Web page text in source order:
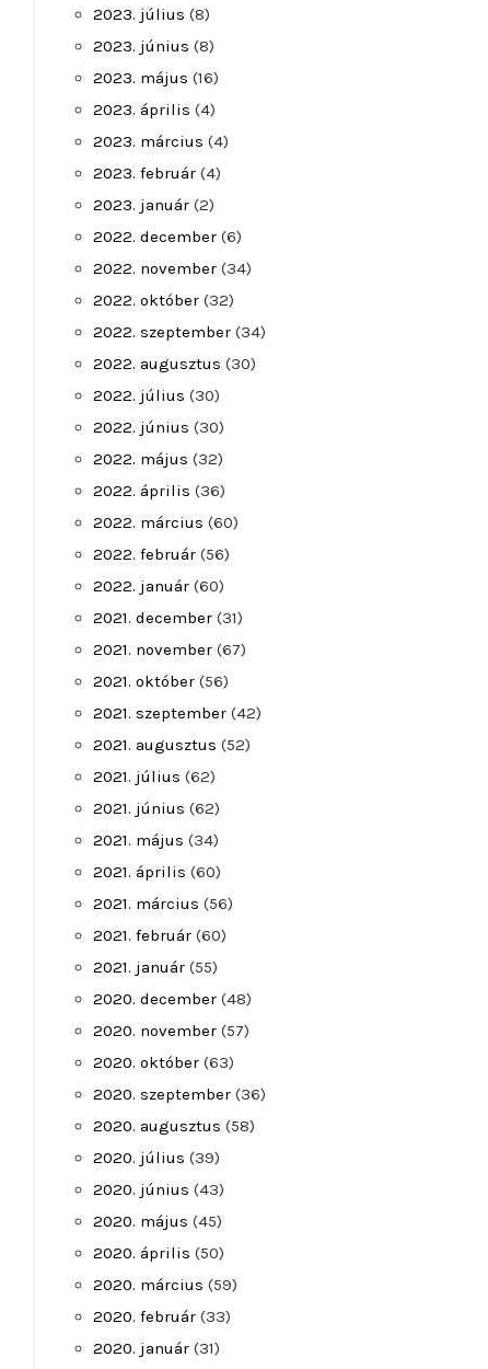
2023. július (8)
2023. június (8)
2023. május (16)
2023. április (4)
2023. március (4)
2023. február (4)
2023. január (2)
2022. december (6)
2022. november (34)
2022. október (32)
2022. szeptember (34)
2022. augusztus (30)
2022. július (30)
2022. június (30)
2022. május (32)
2022. április (36)
2022. március (60)
2022. február (56)
2022. január (60)
2021. december (31)
2021. november (67)
2021. október (56)
2021. szeptember (42)
2021. augusztus (52)
2021. július (62)
2021. június (62)
2021. május (34)
2021. április (60)
2021. március (56)
2021. február (60)
2021. január (55)
2020. december (48)
2020. november (57)
2020. október (63)
2020. szeptember (36)
2020. augusztus (58)
2020. július (39)
2020. június (43)
2020. május (45)
2020. április (50)
2020. március (59)
2020. február (33)
2020. január (31)